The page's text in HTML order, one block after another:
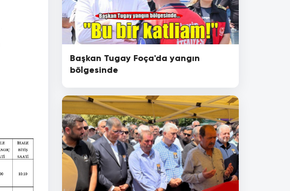
Başkan Tugay Foça'da yangın
bölgesinde